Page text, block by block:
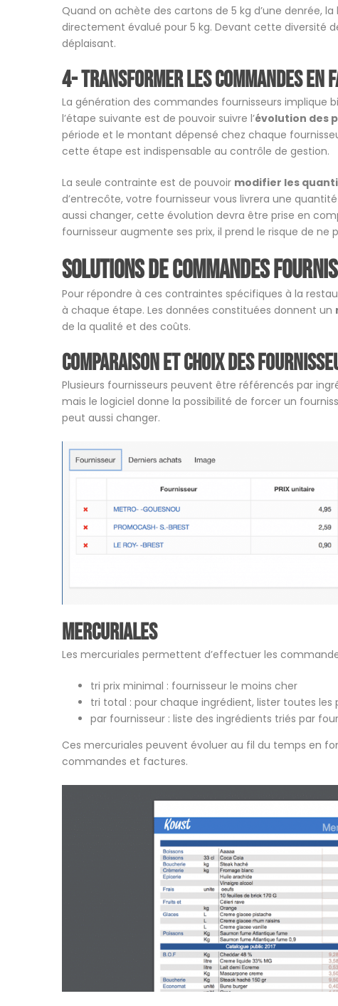
Quand on achète des cartons de 5 kg d’une denrée,
directement évalué pour 5 kg. Devant cette diversité
déplaisant.
4- Transformer les commandes en
La génération des commandes fournisseurs implique
l’étape suivante est de pouvoir suivre l’évolution des
période et le montant dépensé chez chaque
cette étape est indispensable au contrôle de gestion.
La seule contrainte est de pouvoir modifier les
d’entrecôte, votre fournisseur vous livrera une
aussi changer, cette évolution devra être prise en
fournisseur augmente ses prix, il prend le risque de ne
Solutions de commandes
Pour répondre à ces contraintes spécifiques à la
à chaque étape. Les données constituées donnent un
de la qualité et des coûts.
Comparaison et choix des
Plusieurs fournisseurs peuvent être référencés par
mais le logiciel donne la possibilité de forcer un
peut aussi changer.
Mercuriales
Les mercuriales permettent d’effectuer les
tri prix minimal : fournisseur le moins cher
tri total : pour chaque ingrédient, lister toutes les
par fournisseur : liste des ingrédients triés par
Ces mercuriales peuvent évoluer au fil du temps en
commandes et factures.